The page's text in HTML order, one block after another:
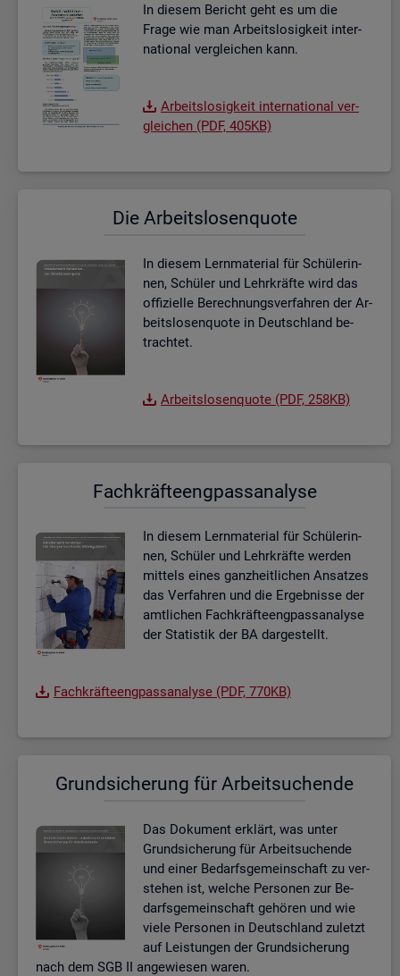
In die­sem Be­richt geht es um die
Frage wie man Ar­beits­lo­sig­keit in­ter­
na­tio­nal ver­glei­chen kann.
Ar­beits­lo­sig­keit in­ter­na­tio­nal ver­
glei­chen (PDF, 405KB)
Die Ar­beits­lo­sen­quo­te
In die­sem Lern­ma­te­ri­al für Schü­le­rin­
nen, Schü­ler und Lehr­kräf­te wird das
of­fi­zi­el­le Be­rech­nungs­ver­fah­ren der Ar­
beits­lo­sen­quo­te in Deutsch­land be­
trach­tet.
Ar­beits­lo­sen­quo­te (PDF, 258KB)
Fach­kräf­te­eng­pass­ana­ly­se
In die­sem Lern­ma­te­ri­al für Schü­le­rin­
nen, Schü­ler und Lehr­kräf­te wer­den
mit­tels eines ganz­heit­li­chen An­sat­zes
das Ver­fah­ren und die Er­geb­nis­se der
amt­li­chen Fach­kräf­te­eng­pass­ana­ly­se
der Sta­tis­tik der BA dar­ge­stellt.
Fach­kräf­te­eng­pass­ana­ly­se (PDF, 770KB)
Grund­si­che­rung für Ar­beit­su­chen­de
Das Do­ku­ment er­klärt, was unter
Grund­si­che­rung für Ar­beit­su­chen­de
und einer Be­darfs­ge­mein­schaft zu ver­
ste­hen ist, wel­che Per­so­nen zur Be­
darfs­ge­mein­schaft ge­hö­ren und wie
viele Per­so­nen in Deutsch­land zu­letzt
auf Leis­tun­gen der Grund­si­che­rung
nach dem SGB II an­ge­wie­sen waren.